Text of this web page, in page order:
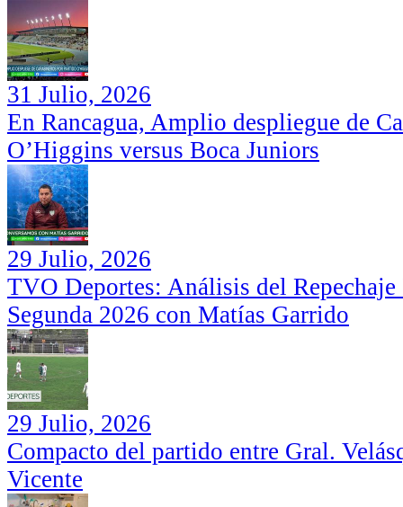
31 Julio, 2026
En Rancagua, Amplio despliegue de
O’Higgins versus Boca Juniors
29 Julio, 2026
TVO Deportes: Análisis del
Segunda 2026 con Matías Garrido
29 Julio, 2026
Compacto del partido entre Gral.
Vicente